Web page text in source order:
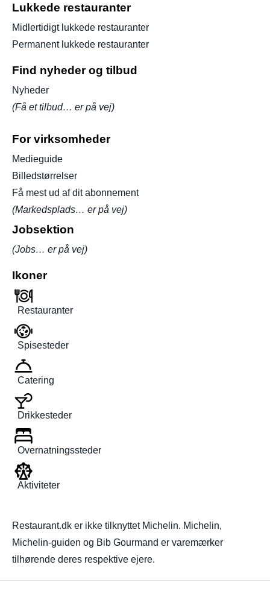
Lukkede restauranter
Midlertidigt lukkede restauranter
Permanent lukkede restauranter
Find nyheder og tilbud
Nyheder
(Få et tilbud… er på vej)
For virksomheder
Medieguide
Billedstørrelser
Få mest ud af dit abonnement
(Markedsplads… er på vej)
Jobsektion
(Jobs… er på vej)
Ikoner
Restauranter
Spisesteder
Catering
Drikkesteder
Overnatningssteder
Aktiviteter
Restaurant.dk er ikke tilknyttet Michelin. Michelin,
Michelin-guiden og Bib Gourmand er varemærker
tilhørende deres respektive ejere.